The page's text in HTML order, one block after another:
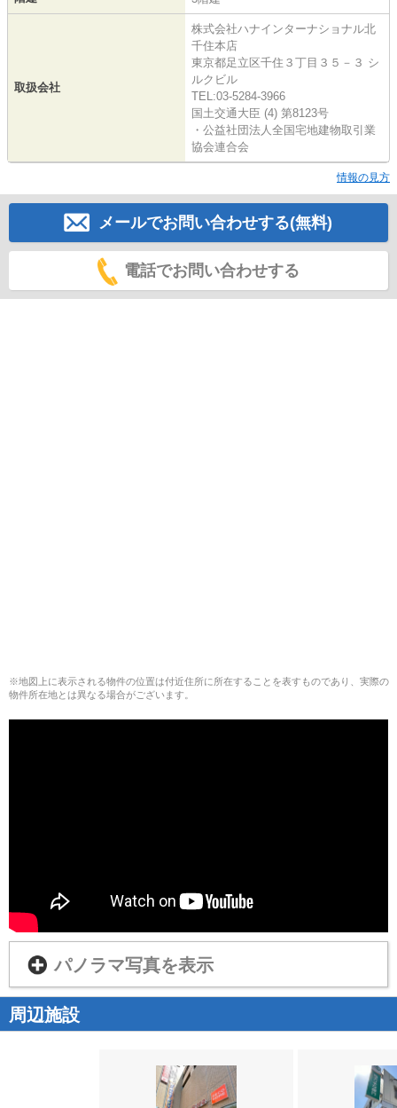
取扱会社
株式会社ハナインターナショナル北
千住本店
東京都足立区千住３丁目３５－３ シ
ルクビル
TEL:03-5284-3966
国土交通大臣 (4) 第8123号
・公益社団法人全国宅地建物取引業
協会連合会
情報の見方
メールでお問い合わせする(無料)
電話でお問い合わせする
※地図上に表示される物件の位置は付近住所に所在することを表すものであり、実際の
物件所在地とは異なる場合がございます。
パノラマ写真を表示
周辺施設